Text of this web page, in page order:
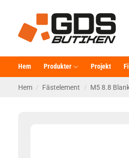
content
Hem Produkter Projekt
Hem / Fästelement / M5 8.8